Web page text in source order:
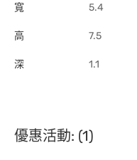
寬 5.4
高 7.5
深 1.1
優惠活動: (1)